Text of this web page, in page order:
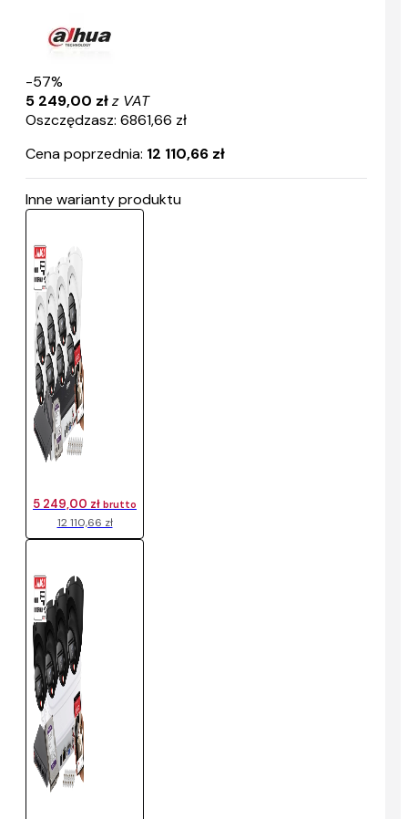
-57%
5 249,00 złz VAT
Oszczędzasz: 6861,66 zł
Cena poprzednia: 12 110,66 zł
Inne warianty produktu
12 110,66 zł
5 249,00 zł brutto